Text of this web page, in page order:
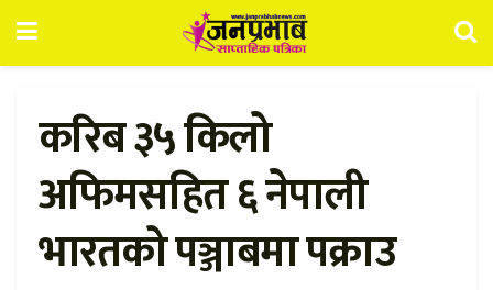
करिब ३५ किलो
अफिमसहित ६ नेपाली
भारतको पञ्जाबमा पक्राउ